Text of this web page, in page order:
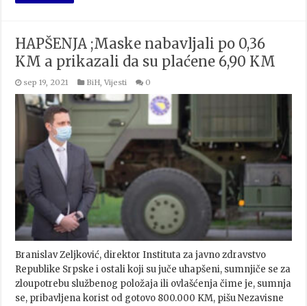
HAPŠENJA ;Maske nabavljali po 0,36
KM a prikazali da su plaćene 6,90 KM
sep 19, 2021 BiH ,Vijesti 0
Branislav Zeljković, direktor Instituta za javno zdravstvo
Republike Srpske i ostali koji su juče uhapšeni, sumnjiče se za
zloupotrebu službenog položaja ili ovlašćenja čime je, sumnja
se, pribavljena korist od gotovo 800.000 KM, pišu Nezavisne